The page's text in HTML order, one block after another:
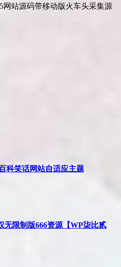
网站源码带移动版火车头采集源
科笑话网站自适应主题
无限制版666资源【WP柒比贰